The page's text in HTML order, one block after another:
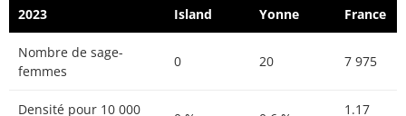
2023 Island Yonne France
Nombre de sage-
femmes
0 20 7 975
Densité pour 10 000
1.17